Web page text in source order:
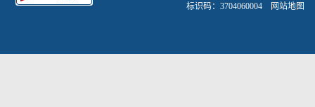
标识码：3704060004 网站地图